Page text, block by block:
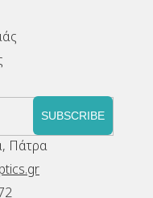
SUBSCRIBE
Πάτρα